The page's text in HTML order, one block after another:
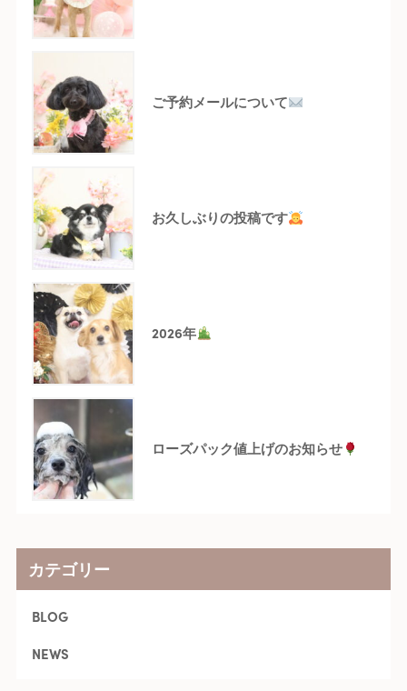
ご予約メールについて
お久しぶりの投稿です
2026年
ローズパック値上げのお知らせ
カテゴリー
BLOG
NEWS